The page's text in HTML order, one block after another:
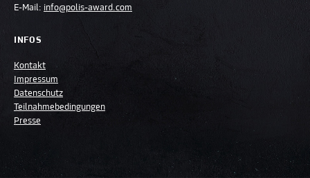
E-Mail: info@polis-award.com
INFOS
Kontakt
Impressum
Datenschutz
Teilnahmebedingungen
Presse